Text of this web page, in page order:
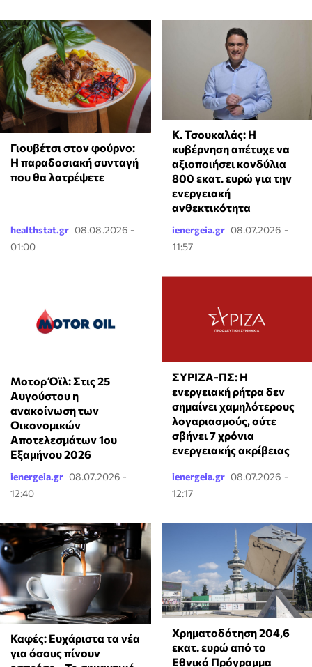
Γιουβέτσι στον φούρνο:
Η παραδοσιακή συνταγή
που θα λατρέψετε
healthstat.gr 08.08.2026 -
01:00
Κ. Τσουκαλάς: Η
κυβέρνηση απέτυχε να
αξιοποιήσει κονδύλια
800 εκατ. ευρώ για την
ενεργειακή
ανθεκτικότητα
ienergeia.gr 08.07.2026 -
11:57
Μοτορ Όϊλ: Στις 25
Αυγούστου η
ανακοίνωση των
Οικονομικών
Αποτελεσμάτων 1ου
Εξαμήνου 2026
ienergeia.gr 08.07.2026 -
12:40
ΣΥΡΙΖΑ-ΠΣ: Η
ενεργειακή ρήτρα δεν
σημαίνει χαμηλότερους
λογαριασμούς, ούτε
σβήνει 7 χρόνια
ενεργειακής ακρίβειας
ienergeia.gr 08.07.2026 -
12:17
Καφές: Ευχάριστα τα νέα
για όσους πίνουν
Χρηματοδότηση 204,6
εκατ. ευρώ από το
Εθνικό Πρόγραμμα